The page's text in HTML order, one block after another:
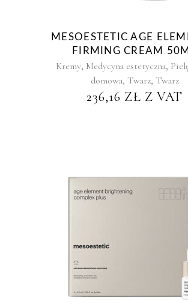
MESOESTETIC AGE
FIRMING CREAM
Kremy, Medycyna estetyczna,
domowa, Twarz, Twarz
236,16 ZŁ Z VAT